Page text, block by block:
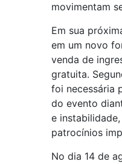
movimentam
Em sua
em um novo
venda de
gratuita.
foi necessária
do evento
e
patrocínios
No dia 14 de